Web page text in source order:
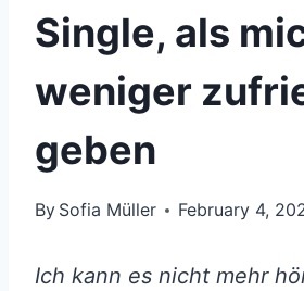
Single, als
weniger
geben
By Sofia Müller February 4,
Ich kann es nicht mehr